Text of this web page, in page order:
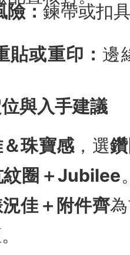
險：鍊帶或扣
貼或重印： 邊
與入手建議
珠寶感，選
紋圈＋Jubilee
佳＋附件齊